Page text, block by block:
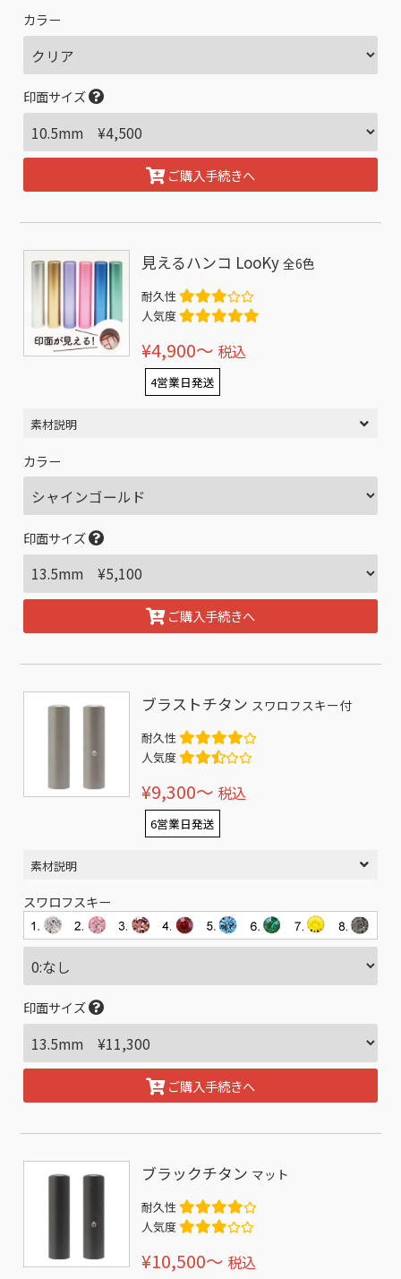
カラー
印面サイズ
ご購入手続きへ
見えるハンコ LooKy全6色
耐久性
人気度
¥4,900〜 税込
4営業日発送
素材説明
カラー
印面サイズ
ご購入手続きへ
ブラストチタン スワロフスキー付
耐久性
人気度
¥9,300〜 税込
6営業日発送
素材説明
スワロフスキー
印面サイズ
ご購入手続きへ
ブラックチタン マット
耐久性
人気度
¥10,500〜 税込